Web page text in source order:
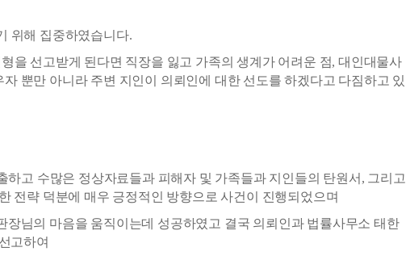
위해 집중하였습니다.
을 선고받게 된다면 직장을 잃고 가족의 생계가 어려운 점, 대인대물사
뿐만 아니라 주변 지인이 의뢰인에 대한 선도를 하겠다고 다짐하고 있
고 수많은 정상자료들과 피해자 및 가족들과 지인들의 탄원서, 그리고
전략 덕분에 매우 긍정적인 방향으로 사건이 진행되었으며
님의 마음을 움직이는데 성공하였고 결국 의뢰인과 법률사무소 태한
고하여